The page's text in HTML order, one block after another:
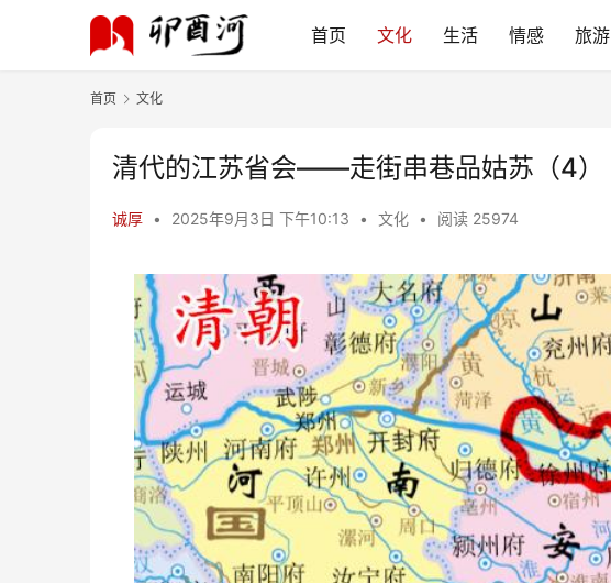
首页 文化 生活 情感 旅游
首页 文化
清代的江苏省会——走街串巷品姑苏（4）
诚厚 • 2025年9月3日 下午10:13 • 文化 • 阅读 25974